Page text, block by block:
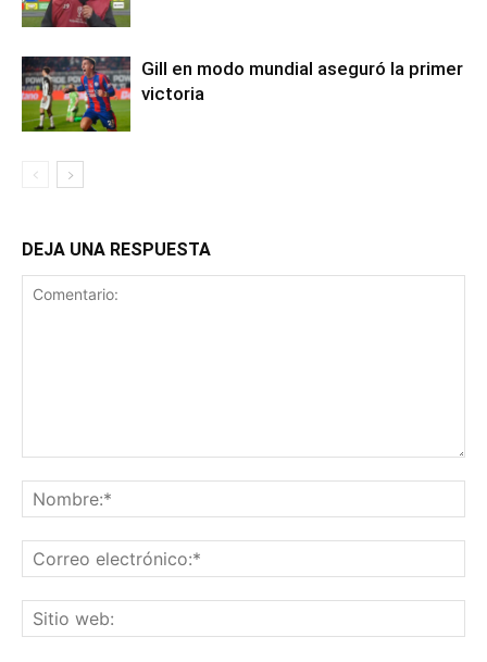
Gill en modo mundial aseguró la primer
victoria
DEJA UNA RESPUESTA